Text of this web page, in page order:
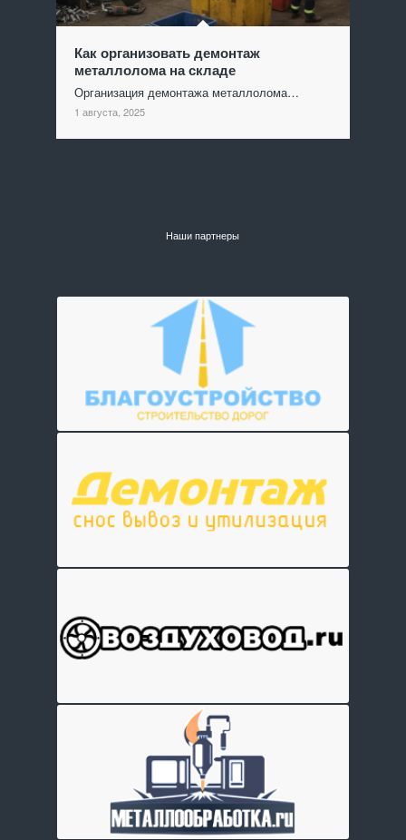
Как организовать демонтаж
металлолома на складе
Организация демонтажа металлолома…
1 августа, 2025
Наши партнеры